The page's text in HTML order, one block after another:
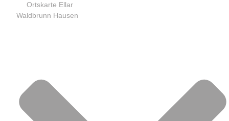
Ortskarte Ellar
Waldbrunn Hausen